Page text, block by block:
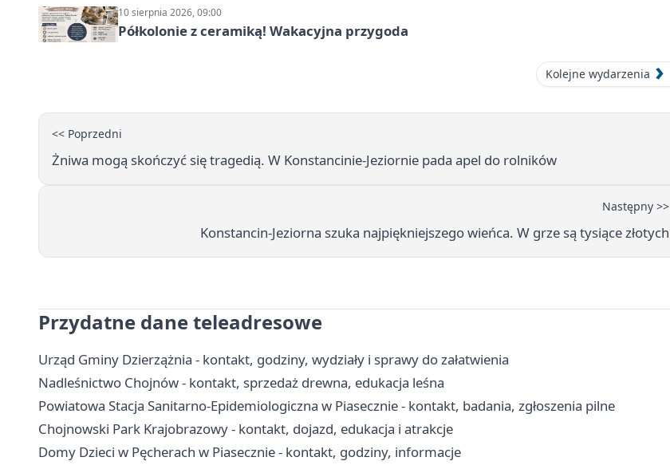
10 sierpnia 2026, 09:00
Półkolonie z ceramiką! Wakacyjna przygoda
Kolejne wydarzenia
<< Poprzedni
Żniwa mogą skończyć się tragedią. W Konstancinie-Jeziornie pada apel do rolników
Następny >>
Konstancin-Jeziorna szuka najpiękniejszego wieńca. W grze są tysiące złotych
Przydatne dane teleadresowe
Urząd Gminy Dzierzążnia - kontakt, godziny, wydziały i sprawy do załatwienia
Nadleśnictwo Chojnów - kontakt, sprzedaż drewna, edukacja leśna
Powiatowa Stacja Sanitarno-Epidemiologiczna w Piasecznie - kontakt, badania, zgłoszenia pilne
Chojnowski Park Krajobrazowy - kontakt, dojazd, edukacja i atrakcje
Domy Dzieci w Pęcherach w Piasecznie - kontakt, godziny, informacje